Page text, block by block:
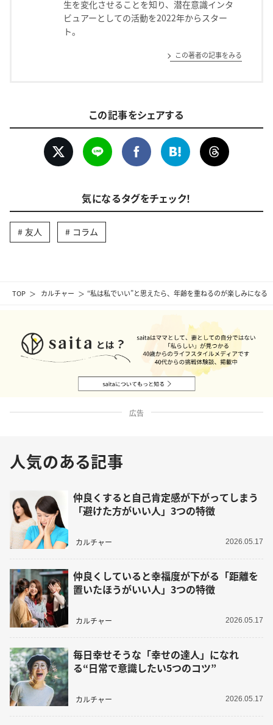
TOP カルチャー “私は私でいい”と思えたら、年齢を重ねるのが楽しみになる
生を変化させることを知り、潜在意識インタ
ビュアーとしての活動を2022年からスター
ト。
この著者の記事をみる
この記事をシェアする
気になるタグをチェック！
友人 コラム
広告
人気のある記事
仲良くすると自己肯定感が下がってしまう
「避けた方がいい人」3つの特徴
カルチャー 2026.05.17
仲良くしていると幸福度が下がる「距離を
置いたほうがいい人」3つの特徴
カルチャー 2026.05.17
毎日幸せそうな「幸せの達人」になれ
る“日常で意識したい5つのコツ”
カルチャー 2026.05.17